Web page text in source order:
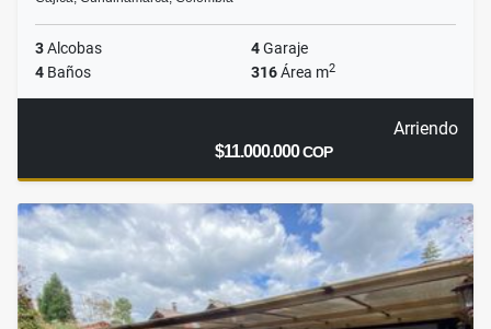
3Alcobas 4Garaje
4 Baños 316Área m2
Arriendo
$11.000.000COP